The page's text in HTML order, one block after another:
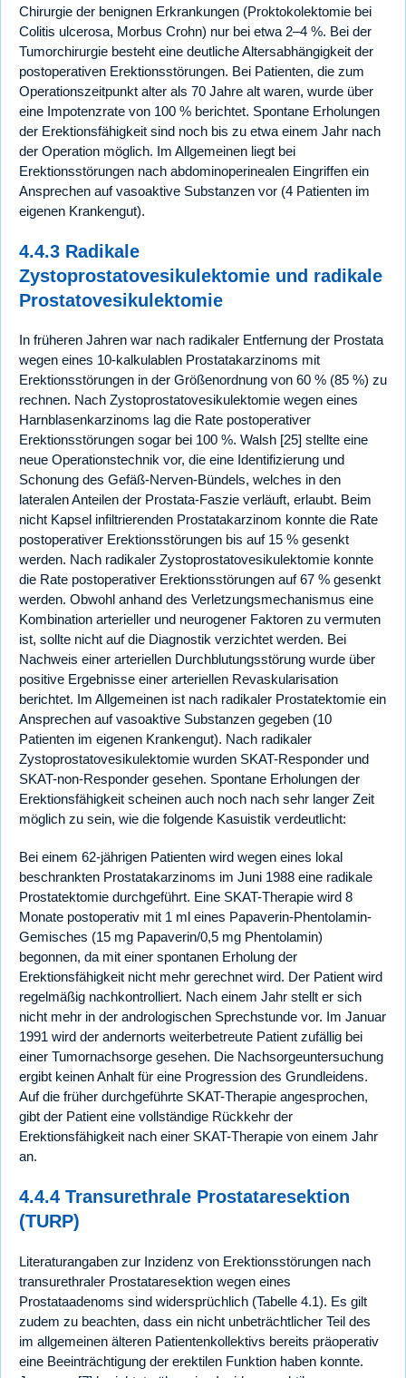
Chirurgie der benignen Erkrankungen (Proktokolektomie bei
Colitis ulcerosa, Morbus Crohn) nur bei etwa 2–4 %. Bei der
Tumorchirurgie besteht eine deutliche Altersabhängigkeit der
postoperativen Erektionsstörungen. Bei Patienten, die zum
Operationszeitpunkt alter als 70 Jahre alt waren, wurde über
eine Impotenzrate von 100 % berichtet. Spontane Erholungen
der Erektionsfähigkeit sind noch bis zu etwa einem Jahr nach
der Operation möglich. Im Allgemeinen liegt bei
Erektionsstörungen nach abdominoperinealen Eingriffen ein
Ansprechen auf vasoaktive Substanzen vor (4 Patienten im
eigenen Krankengut).
4.4.3 Radikale
Zystoprostatovesikulektomie und radikale
Prostatovesikulektomie
In früheren Jahren war nach radikaler Entfernung der Prostata
wegen eines 10-kalkulablen Prostatakarzinoms mit
Erektionsstörungen in der Größenordnung von 60 % (85 %) zu
rechnen. Nach Zystoprostatovesikulektomie wegen eines
Harnblasenkarzinoms lag die Rate postoperativer
Erektionsstörungen sogar bei 100 %. Walsh [25] stellte eine
neue Operationstechnik vor, die eine Identifizierung und
Schonung des Gefäß-Nerven-Bündels, welches in den
lateralen Anteilen der Prostata-Faszie verläuft, erlaubt. Beim
nicht Kapsel infiltrierenden Prostatakarzinom konnte die Rate
postoperativer Erektionsstörungen bis auf 15 % gesenkt
werden. Nach radikaler Zystoprostatovesikulektomie konnte
die Rate postoperativer Erektionsstörungen auf 67 % gesenkt
werden. Obwohl anhand des Verletzungsmechanismus eine
Kombination arterieller und neurogener Faktoren zu vermuten
ist, sollte nicht auf die Diagnostik verzichtet werden. Bei
Nachweis einer arteriellen Durchblutungsstörung wurde über
positive Ergebnisse einer arteriellen Revaskularisation
berichtet. Im Allgemeinen ist nach radikaler Prostatektomie ein
Ansprechen auf vasoaktive Substanzen gegeben (10
Patienten im eigenen Krankengut). Nach radikaler
Zystoprostatovesikulektomie wurden SKAT-Responder und
SKAT-non-Responder gesehen. Spontane Erholungen der
Erektionsfähigkeit scheinen auch noch nach sehr langer Zeit
möglich zu sein, wie die folgende Kasuistik verdeutlicht:
Bei einem 62-jährigen Patienten wird wegen eines lokal
beschrankten Prostatakarzinoms im Juni 1988 eine radikale
Prostatektomie durchgeführt. Eine SKAT-Therapie wird 8
Monate postoperativ mit 1 ml eines Papaverin-Phentolamin-
Gemisches (15 mg Papaverin/0,5 mg Phentolamin)
begonnen, da mit einer spontanen Erholung der
Erektionsfähigkeit nicht mehr gerechnet wird. Der Patient wird
regelmäßig nachkontrolliert. Nach einem Jahr stellt er sich
nicht mehr in der andrologischen Sprechstunde vor. Im Januar
1991 wird der andernorts weiterbetreute Patient zufällig bei
einer Tumornachsorge gesehen. Die Nachsorgeuntersuchung
ergibt keinen Anhalt für eine Progression des Grundleidens.
Auf die früher durchgeführte SKAT-Therapie angesprochen,
gibt der Patient eine vollständige Rückkehr der
Erektionsfähigkeit nach einer SKAT-Therapie von einem Jahr
an.
4.4.4 Transurethrale Prostataresektion
(TURP)
Literaturangaben zur Inzidenz von Erektionsstörungen nach
transurethraler Prostataresektion wegen eines
Prostataadenoms sind widersprüchlich (Tabelle 4.1). Es gilt
zudem zu beachten, dass ein nicht unbeträchtlicher Teil des
im allgemeinen älteren Patientenkollektivs bereits präoperativ
eine Beeinträchtigung der erektilen Funktion haben konnte.